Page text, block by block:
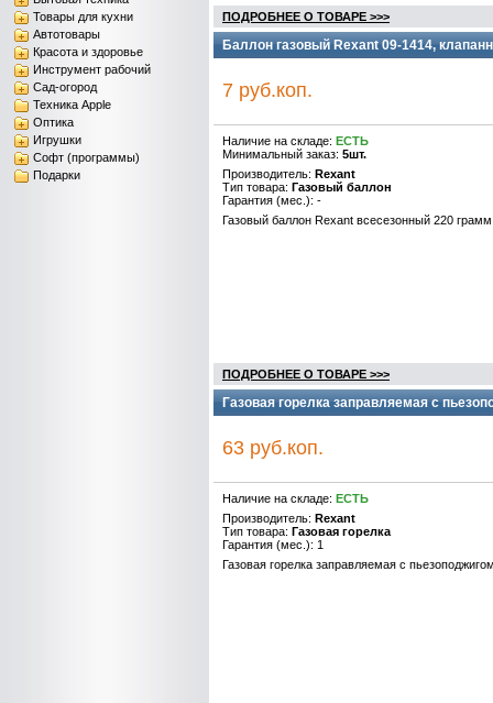
Товары для кухни
Автотовары
Красота и здоровье
Инструмент рабочий
Сад-огород
Техника Apple
Оптика
Игрушки
Софт (программы)
Подарки
ПОДРОБНЕЕ О ТОВАРЕ >>>
Баллон газовый Rexant 09-1414,
7 руб.коп.
Наличие на складе: ЕСТЬ
Минимальный заказ: 5шт.
Производитель: Rexant
Тип товара: Газовый баллон
Гарантия (мес.): -
Газовый баллон Rexant всесезонный 220 грамм
ПОДРОБНЕЕ О ТОВАРЕ >>>
Газовая горелка заправляемая с
63 руб.коп.
Наличие на складе: ЕСТЬ
Производитель: Rexant
Тип товара: Газовая горелка
Гарантия (мес.): 1
Газовая горелка заправляемая с